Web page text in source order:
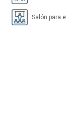
Salón para